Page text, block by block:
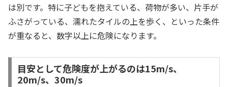
は別です。特に子どもを抱えている、荷物が多い、片手が
ふさがっている、濡れたタイルの上を歩く、といった条件
が重なると、数字以上に危険になります。
目安として危険度が上がるのは15m/s、
20m/s、30m/s